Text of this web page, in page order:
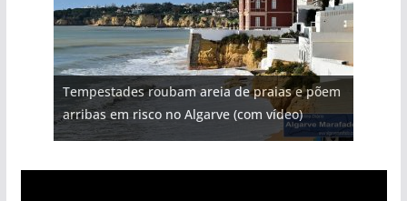
Tempestades roubam areia de praias e põem
arribas em risco no Algarve (com vídeo)
Milagre da água. Fontes emblemáticas do
Algarve voltam a ter vida (com vídeo)
Tapas do mar a 3 euros cada. Nova rota
gastronómica nasce no Algarve
Foto do dia: uma cidade algarvia que cresceu
entre redes e fábricas
Projeto milionário: investimento de 108
milhões de euros na construção de dois
hotéis (com vídeo)